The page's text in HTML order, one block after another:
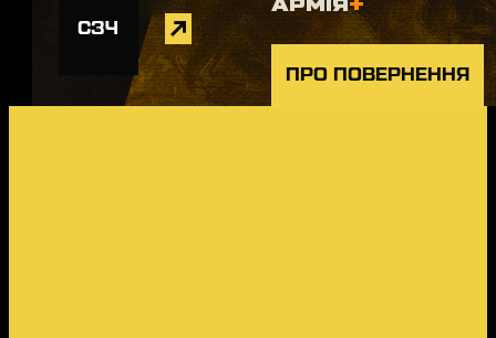
АРМІЯ+
СЗЧ
ПРО ПОВЕРНЕННЯ